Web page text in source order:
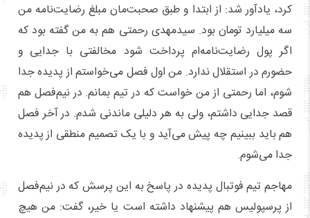
کرد، یادآور شد: از ابتدا و طبق صحبت‌مان مبلغ رضایت‌نامه من
سه میلیارد تومان بود. سیدمهدی رحمتی هم به من گفته بود که
اگر پول رضایت‌نامه‌ام پرداخت شود مخالفتی با جدایی و
حضورم در استقلال ندارد. من اول فصل می‌خواستم از پدیده جدا
شوم، اما رحمتی از من خواست که در تیم بمانم. در نیم‌فصل هم
قصد جدایی داشتم، ولی به هر دلیلی ماندنی شدم. در آخر فصل
هم باید ببینیم چه پیش می‌آید و با یک تصمیم منطقی از پدیده
جدا می‌شوم.
مهاجم تیم فوتبال پدیده در پاسخ به این پرسش که در نیم‌فصل
از پرسپولیس هم پیشنهاد داشته است یا خیر، ‌گفت: من هیچ